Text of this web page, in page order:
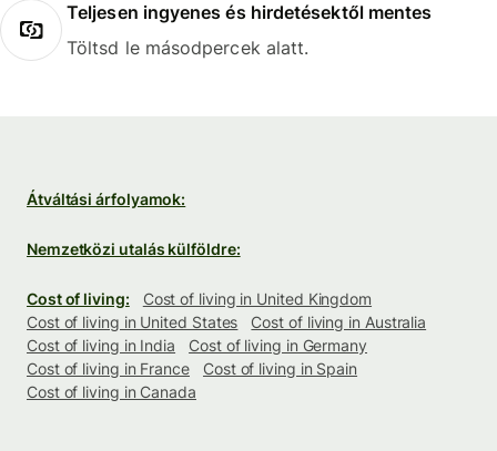
Teljesen ingyenes és hirdetésektől mentes
Töltsd le másodpercek alatt.
Átváltási árfolyamok:
Nemzetközi utalás külföldre:
Cost of living:
Cost of living in United Kingdom
Cost of living in United States
Cost of living in Australia
Cost of living in India
Cost of living in Germany
Cost of living in France
Cost of living in Spain
Cost of living in Canada